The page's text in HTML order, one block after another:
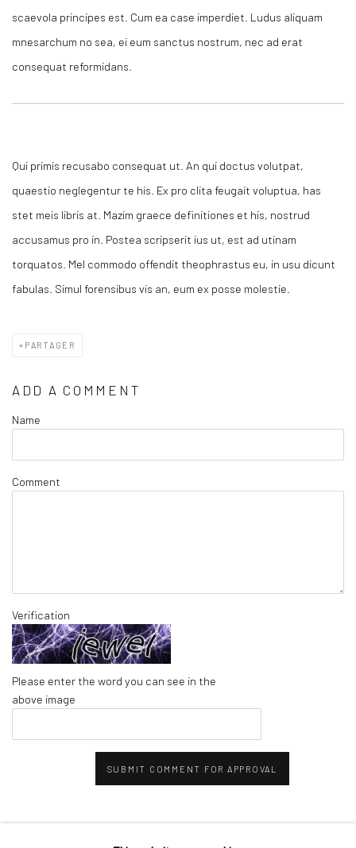
scaevola principes est. Cum ea case imperdiet. Ludus aliquam
mnesarchum no sea, ei eum sanctus nostrum, nec ad erat
consequat reformidans.
Qui primis recusabo consequat ut. An qui doctus volutpat,
quaestio neglegentur te his. Ex pro clita feugait voluptua, has
stet meis libris at. Mazim graece definitiones et his, nostrud
accusamus pro in. Postea scripserit ius ut, est ad utinam
torquatos. Mel commodo offendit theophrastus eu, in usu dicunt
fabulas. Simul forensibus vis an, eum ex posse molestie.
PARTAGER
ADD A COMMENT
Name
Comment
Verification
Please enter the word you can see in the
above image
SUBMIT COMMENT FOR APPROVAL